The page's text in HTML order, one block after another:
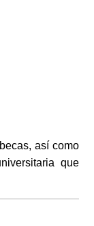
así como
que